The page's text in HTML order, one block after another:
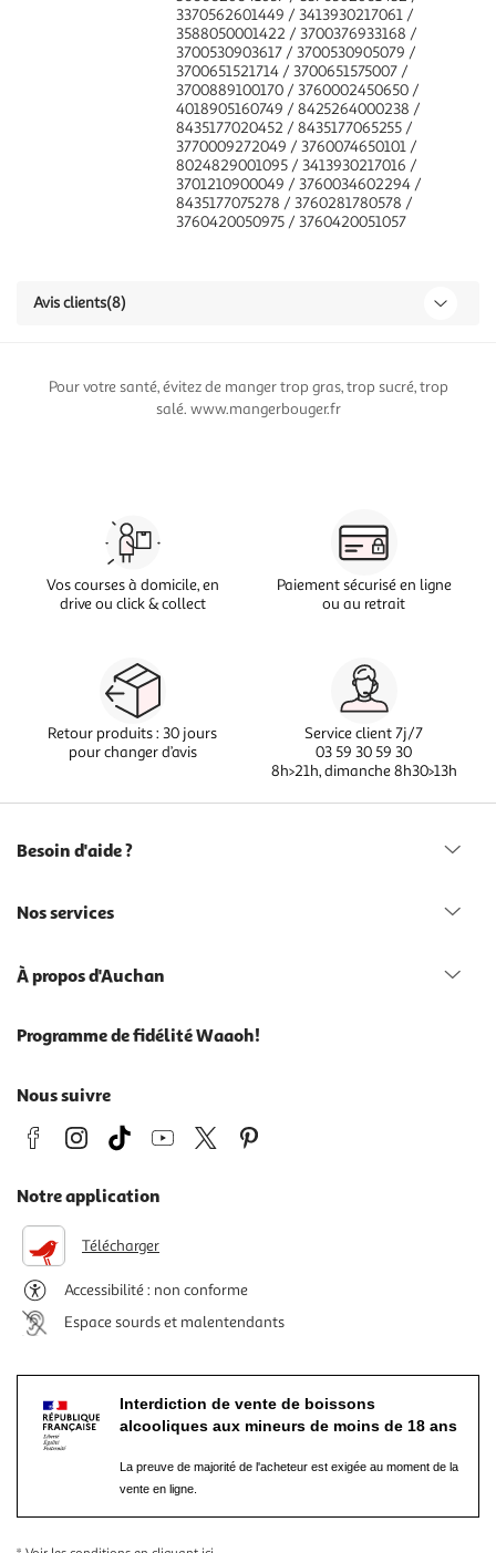
3370562601449 / 3413930217061 /
3588050001422 / 3700376933168 /
3700530903617 / 3700530905079 /
3700651521714 / 3700651575007 /
3700889100170 / 3760002450650 /
4018905160749 / 8425264000238 /
8435177020452 / 8435177065255 /
3770009272049 / 3760074650101 /
8024829001095 / 3413930217016 /
3701210900049 / 3760034602294 /
8435177075278 / 3760281780578 /
3760420050975 / 3760420051057
Avis clients(8)
Pour votre santé, évitez de manger trop gras, trop sucré, trop
salé. www.mangerbouger.fr
Vos courses à domicile, en
drive ou click & collect
Paiement sécurisé en ligne
ou au retrait
Retour produits : 30 jours
pour changer d’avis
Service client 7j/7
03 59 30 59 30
8h>21h, dimanche 8h30>13h
Besoin d'aide ?
Nos services
À propos d'Auchan
Programme de fidélité Waaoh!
Nous suivre
Notre application
Télécharger
Accessibilité : non conforme
Espace sourds et malentendants
Interdiction de vente de boissons
alcooliques aux mineurs de moins de 18 ans
La preuve de majorité de l'acheteur est exigée au moment de la
vente en ligne.